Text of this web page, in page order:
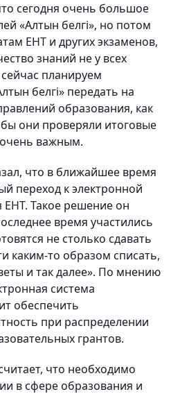
сегодня очень большое
«Алтын белгі», но потом
ЕНТ и других экзаменов,
знаний не у всех
планируем
белгі» передать на
образования, как
они проверяли итоговые
очень важным.
что в ближайшее время
переход к электронной
Такое решение он
время участились
не столько сдавать
каким-то образом списать,
и так далее». По мнению
система
обеспечить
при распределении
грантов.
что необходимо
в сфере образования и